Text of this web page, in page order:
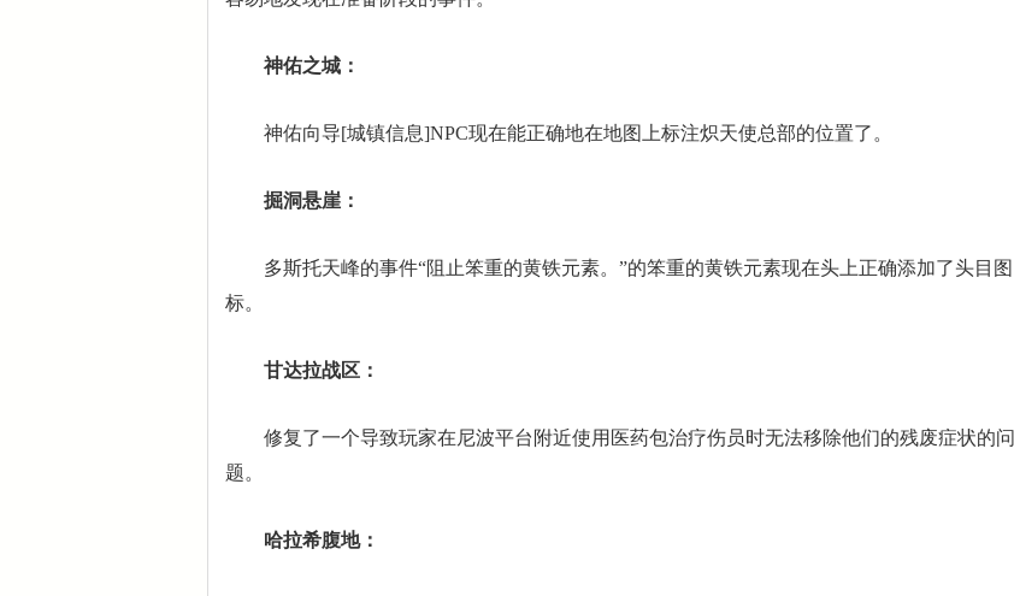
神佑之城：
神佑向导[城镇信息]NPC现在能正确地在地图上标注炽天使总部的位置了。
掘洞悬崖：
多斯托天峰的事件“阻止笨重的黄铁元素。”的笨重的黄铁元素现在头上正确添加了头目图
标。
甘达拉战区：
修复了一个导致玩家在尼波平台附近使用医药包治疗伤员时无法移除他们的残废症状的问
题。
哈拉希腹地：